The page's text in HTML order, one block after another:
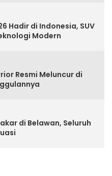
Hadir di Indonesia, SUV
Modern
Resmi Meluncur di
di Belawan, Seluruh